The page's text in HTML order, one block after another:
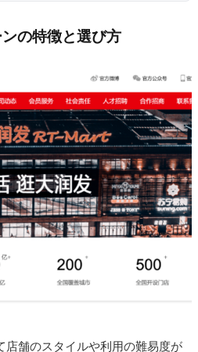
の特徴と選び方
店舗のスタイルや利用の難易度が